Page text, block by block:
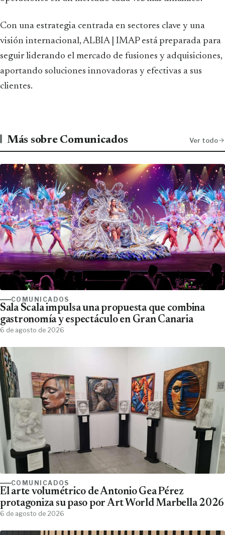
Con una estrategia centrada en sectores clave y una
visión internacional, ALBIA | IMAP está preparada para
seguir liderando el mercado de fusiones y adquisiciones,
aportando soluciones innovadoras y efectivas a sus
clientes.
Más sobre Comunicados Ver todo
COMUNICADOS
Sala Scala impulsa una propuesta que combina
gastronomía y espectáculo en Gran Canaria
6 de agosto de 2026
COMUNICADOS
El arte volumétrico de Antonio Gea Pérez
protagoniza su paso por Art World Marbella 2026
6 de agosto de 2026